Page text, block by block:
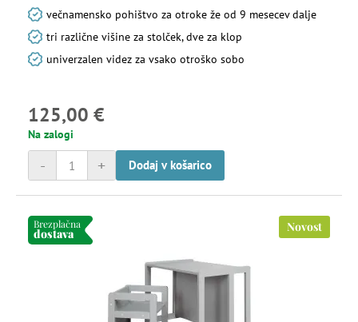
večnamensko pohištvo za otroke že od 9 mesecev dalje
tri različne višine za stolček, dve za klop
univerzalen videz za vsako otroško sobo
125,00 €
Na zalogi
+
- Dodaj v košarico
Brezplačna
dostava Novost